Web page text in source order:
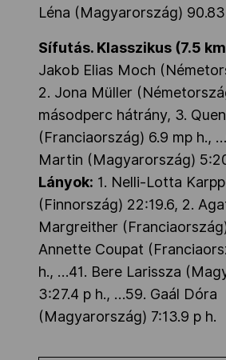
Léna (Magyarország) 90.83
Sífutás. Klasszikus (7.5
Jakob Elias Moch
2. Jona Müller
másodperc hátrány, 3.
(Franciaország) 6.9 mp h.,
Martin (Magyarország)
Lányok: 1. Nelli-Lotta
(Finnország) 22:19.6, 2.
Margreither
Annette Coupat
h., …41. Bere Larissza
3:27.4 p h., …59. Gaál Dóra
(Magyarország) 7:13.9 p h.